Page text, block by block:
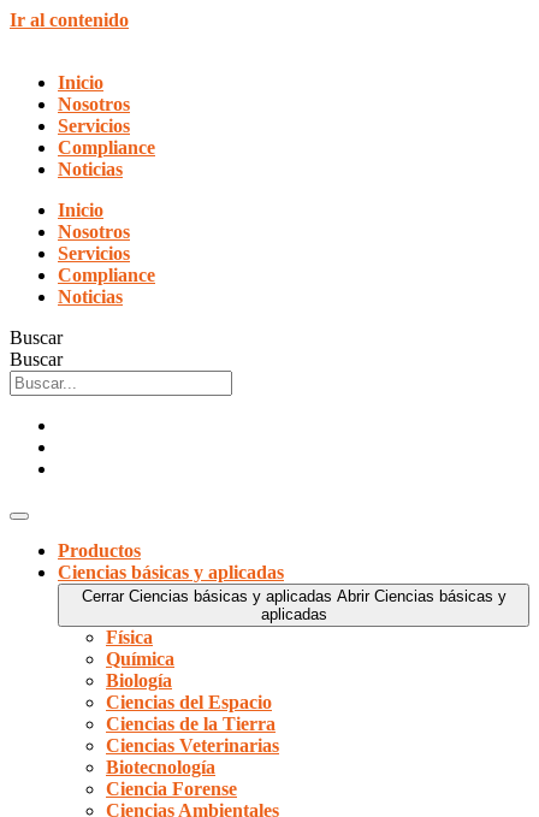
Ir al contenido
Inicio
Nosotros
Servicios
Compliance
Noticias
Inicio
Nosotros
Servicios
Compliance
Noticias
Buscar
Buscar
Productos
Ciencias básicas y aplicadas
Cerrar Ciencias básicas y aplicadas Abrir Ciencias básicas y
aplicadas
Física
Química
Biología
Ciencias del Espacio
Ciencias de la Tierra
Ciencias Veterinarias
Biotecnología
Ciencia Forense
Ciencias Ambientales